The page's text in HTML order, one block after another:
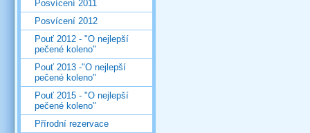
Posvícení 2011
Posvícení 2012
Pouť 2012 - "O nejlepší
pečené koleno"
Pouť 2013 -"O nejlepší
pečené koleno"
Pouť 2015 - "O nejlepší
pečené koleno"
Přírodní rezervace